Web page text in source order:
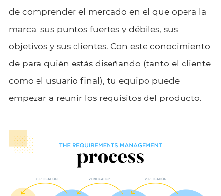
de comprender el mercado en el que opera la
marca, sus puntos fuertes y débiles, sus
objetivos y sus clientes. Con este conocimiento
de para quién estás diseñando (tanto el cliente
como el usuario final), tu equipo puede
empezar a reunir los requisitos del producto.